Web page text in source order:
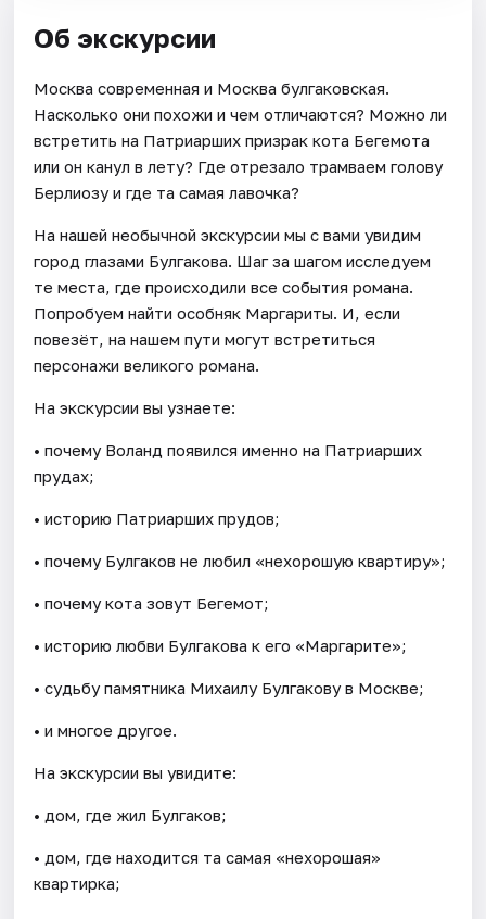
Об экскурсии
Москва современная и Москва булгаковская.
Насколько они похожи и чем отличаются? Можно ли
встретить на Патриарших призрак кота Бегемота
или он канул в лету? Где отрезало трамваем голову
Берлиозу и где та самая лавочка?
На нашей необычной экскурсии мы с вами увидим
город глазами Булгакова. Шаг за шагом исследуем
те места, где происходили все события романа.
Попробуем найти особняк Маргариты. И, если
повезёт, на нашем пути могут встретиться
персонажи великого романа.
На экскурсии вы узнаете:
• почему Воланд появился именно на Патриарших
прудах;
• историю Патриарших прудов;
• почему Булгаков не любил «нехорошую квартиру»;
• почему кота зовут Бегемот;
• историю любви Булгакова к его «Маргарите»;
• судьбу памятника Михаилу Булгакову в Москве;
• и многое другое.
На экскурсии вы увидите:
• дом, где жил Булгаков;
• дом, где находится та самая «нехорошая»
квартирка;